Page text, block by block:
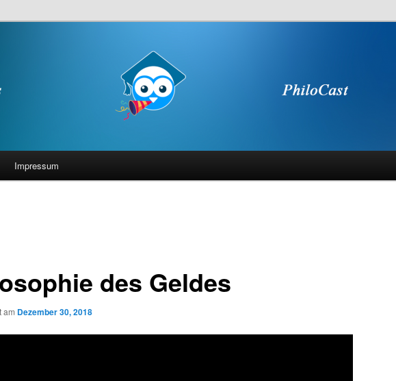
Impressum
des Geldes
am Dezember 30, 2018